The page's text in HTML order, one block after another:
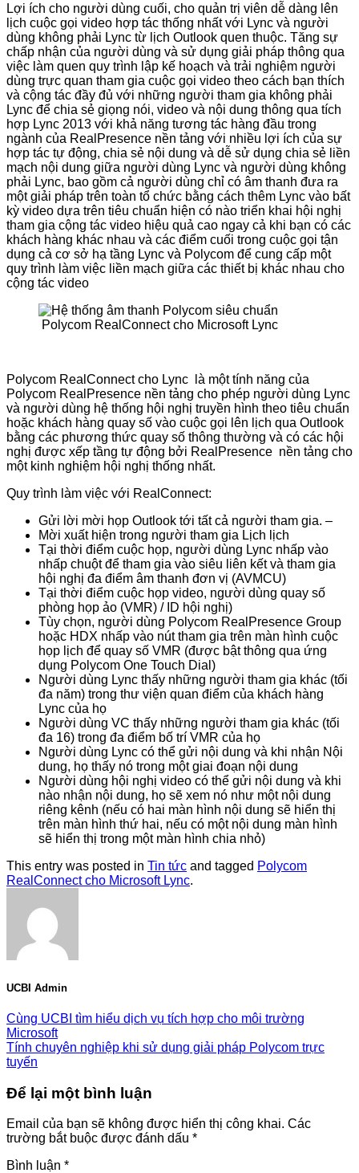
Lợi ích cho người dùng cuối, cho quản trị viên dễ dàng lên
lịch cuộc gọi video hợp tác thống nhất với Lync và người
dùng không phải Lync từ lịch Outlook quen thuộc. Tăng sự
chấp nhận của người dùng và sử dụng giải pháp thông qua
việc làm quen quy trình lập kế hoạch và trải nghiệm người
dùng trực quan tham gia cuộc gọi video theo cách bạn thích
và cộng tác đầy đủ với những người tham gia không phải
Lync để chia sẻ giọng nói, video và nội dung thông qua tích
hợp Lync 2013 với khả năng tương tác hàng đầu trong
ngành của RealPresence nền tảng với nhiều lợi ích của sự
hợp tác tự động, chia sẻ nội dung và dễ sử dụng chia sẻ liền
mạch nội dung giữa người dùng Lync và người dùng không
phải Lync, bao gồm cả người dùng chỉ có âm thanh đưa ra
một giải pháp trên toàn tổ chức bằng cách thêm Lync vào bất
kỳ video dựa trên tiêu chuẩn hiện có nào triển khai hội nghị
tham gia cộng tác video hiệu quả cao ngay cả khi bạn có các
khách hàng khác nhau và các điểm cuối trong cuộc gọi tận
dụng cả cơ sở hạ tầng Lync và Polycom để cung cấp một
quy trình làm việc liền mạch giữa các thiết bị khác nhau cho
cộng tác video
Polycom RealConnect cho Microsoft Lync
Polycom RealConnect cho Lync là một tính năng của
Polycom RealPresence nền tảng cho phép người dùng Lync
và người dùng hệ thống hội nghị truyền hình theo tiêu chuẩn
hoặc khách hàng quay số vào cuộc gọi lên lịch qua Outlook
bằng các phương thức quay số thông thường và có các hội
nghị được xếp tầng tự động bởi RealPresence nền tảng cho
một kinh nghiệm hội nghị thống nhất.
Quy trình làm việc với RealConnect:
Gửi lời mời họp Outlook tới tất cả người tham gia. –
Mời xuất hiện trong người tham gia Lịch lịch
Tại thời điểm cuộc họp, người dùng Lync nhấp vào
nhấp chuột để tham gia vào siêu liên kết và tham gia
hội nghị đa điểm âm thanh đơn vị (AVMCU)
Tại thời điểm cuộc họp video, người dùng quay số
phòng họp ảo (VMR) / ID hội nghị)
Tùy chọn, người dùng Polycom RealPresence Group
hoặc HDX nhấp vào nút tham gia trên màn hình cuộc
họp lịch để quay số VMR (được bật thông qua ứng
dụng Polycom One Touch Dial)
Người dùng Lync thấy những người tham gia khác (tối
đa năm) trong thư viện quan điểm của khách hàng
Lync của họ
Người dùng VC thấy những người tham gia khác (tối
đa 16) trong đa điểm bố trí VMR của họ
Người dùng Lync có thể gửi nội dung và khi nhận Nội
dung, họ thấy nó trong một giai đoạn nội dung
Người dùng hội nghị video có thể gửi nội dung và khi
nào nhận nội dung, họ sẽ xem nó như một nội dung
riêng kênh (nếu có hai màn hình nội dung sẽ hiển thị
trên màn hình thứ hai, nếu có một nội dung màn hình
sẽ hiển thị trong một màn hình chia nhỏ)
This entry was posted in Tin tức and tagged Polycom
RealConnect cho Microsoft Lync.
UCBI Admin
Cùng UCBI tìm hiểu dịch vụ tích hợp cho môi trường
Microsoft
Tính chuyên nghiệp khi sử dụng giải pháp Polycom trực
tuyến
Để lại một bình luận
Email của bạn sẽ không được hiển thị công khai. Các
trường bắt buộc được đánh dấu *
Bình luận *